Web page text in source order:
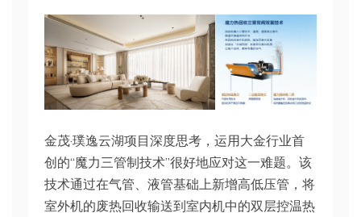
金茂·璞逸云湖项目深度思考，运用大金行业首
创的“魔力三管制技术”很好地应对这一难题。该
技术通过在气管、液管基础上新增高低压管，将
室外机的废热回收输送到室内机中的双层控温热